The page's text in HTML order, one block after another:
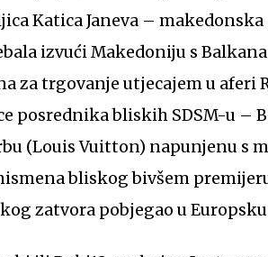
Katica Janeva –
izvući Makedoniju s
za trgovanje utjecajem u aferi
posrednika bliskih SDSM-u –
(Louis Vuitton) napunjenu s
bliskog bivšem
zatvora pobjegao u